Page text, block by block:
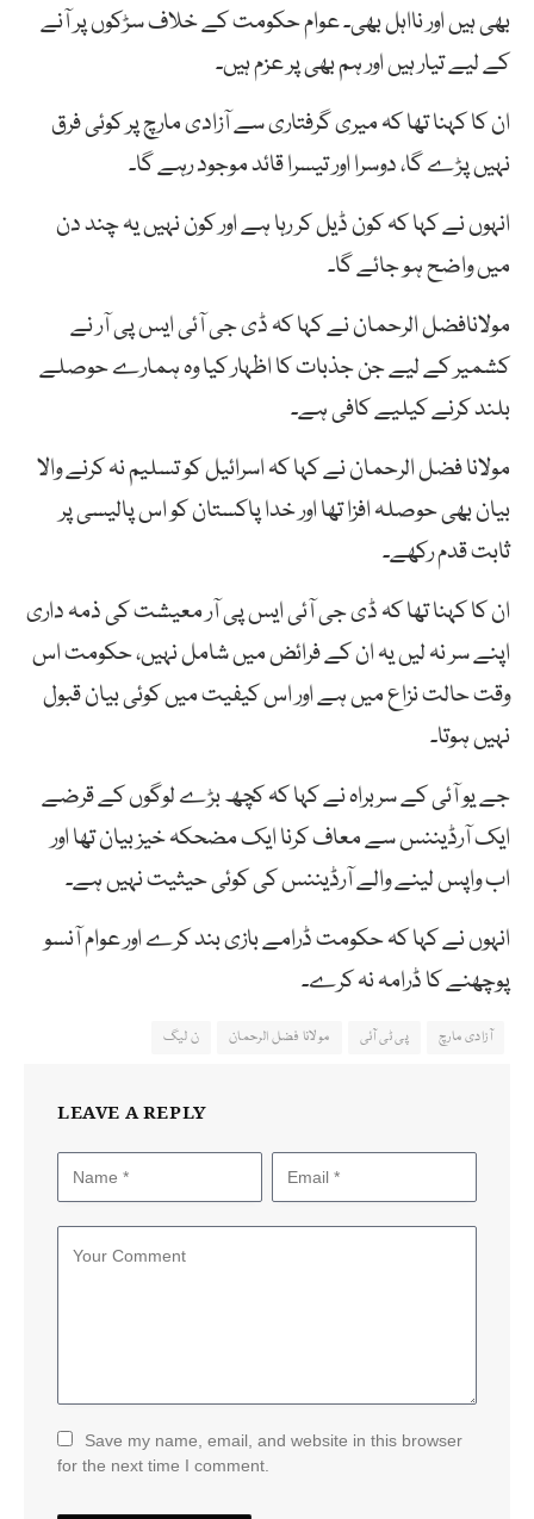
بھی ہیں اور نااہل بھی۔ عوام حکومت کے خلاف سڑکوں پر آنے
کے لیے تیار ہیں اور ہم بھی پر عزم ہیں۔
ان کا کہنا تھا کہ میری گرفتاری سے آزادی مارچ پر کوئی فرق
نہیں پڑے گا، دوسرا اور تیسرا قائد موجود رہے گا۔
انہوں نے کہا کہ کون ڈیل کر رہا ہے اور کون نہیں یہ چند دن
میں واضح ہو جائے گا۔
مولانافضل الرحمان نے کہا کہ ڈی جی آئی ایس پی آر نے
کشمیر کے لیے جن جذبات کا اظہار کیا وہ ہمارے حوصلے
بلند کرنے کیلیے کافی ہے۔
مولانا فضل الرحمان نے کہا کہ اسرائیل کو تسلیم نہ کرنے والا
بیان بھی حوصلہ افزا تھا اور خدا پاکستان کو اس پالیسی پر
ثابت قدم رکھے۔
ان کا کہنا تھا کہ ڈی جی آئی ایس پی آر معیشت کی ذمہ داری
اپنے سر نہ لیں یہ ان کے فرائض میں شامل نہیں، حکومت اس
وقت حالت نزاع میں ہے اور اس کیفیت میں کوئی بیان قبول
نہیں ہوتا۔
جے یو آئی کے سربراہ نے کہا کہ کچھ بڑے لوگوں کے قرضے
ایک آرڈیننس سے معاف کرنا ایک مضحکہ خیز بیان تھا اور
اب واپس لینے والے آرڈیننس کی کوئی حیثیت نہیں ہے۔
انہوں نے کہا کہ حکومت ڈرامے بازی بند کرے اور عوام آنسو
پوچھنے کا ڈرامہ نہ کرے۔
آزادی مارچ پی ٹی آئی مولانا فضل الرحمان ن لیگ
LEAVE A REPLY
Save my name, email, and website in this browser
for the next time I comment.